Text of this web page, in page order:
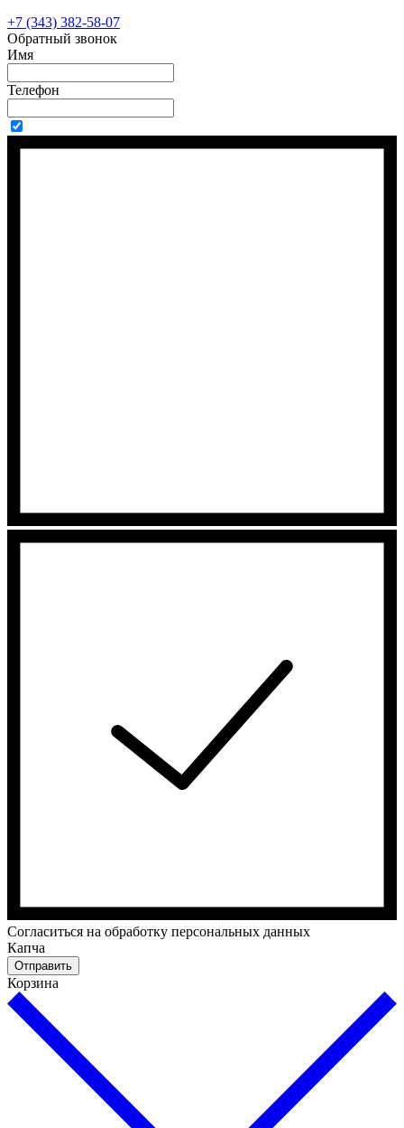
+7 (343) 382-58-07
Обратный звонок
Имя
Телефон
Cогласиться на обработку персональных данных
Капча
Отправить
Корзина